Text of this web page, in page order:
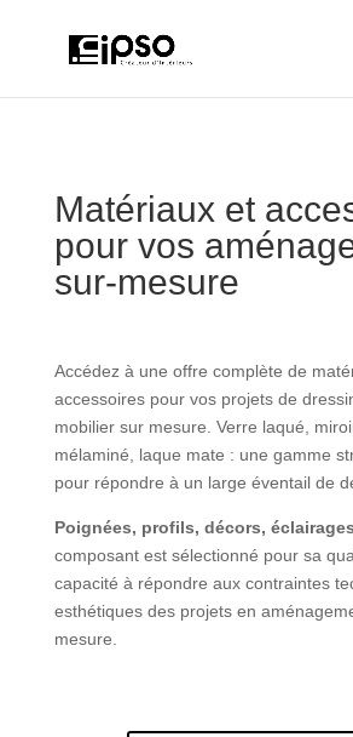
Matériaux et
pour vos
sur-mesure
Accédez à une offre complète de
accessoires pour vos projets de
mobilier sur mesure. Verre laqué,
mélaminé, laque mate : une gamme
pour répondre à un large éventail de
Poignées, profils, décors, éclairages
composant est sélectionné pour sa
capacité à répondre aux contraintes
esthétiques des projets en
mesure.